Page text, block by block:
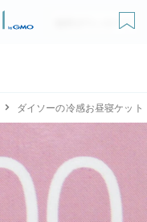
無料ダウンロード
ダイソーの冷感お昼寝ケット